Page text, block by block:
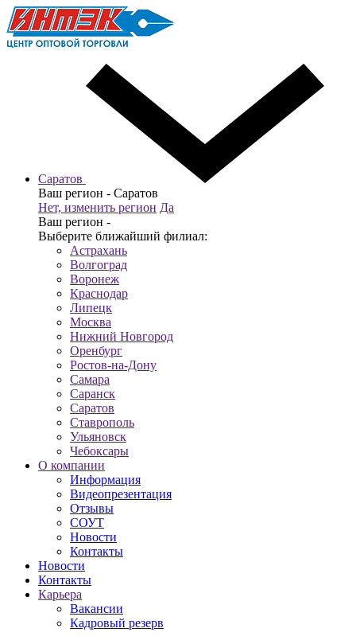
Саратов
Ваш регион - Саратов
Нет, изменить регион Да
Ваш регион -
Выберите ближайший филиал:
Астрахань
Волгоград
Воронеж
Краснодар
Липецк
Москва
Нижний Новгород
Оренбург
Ростов-на-Дону
Самара
Саранск
Саратов
Ставрополь
Ульяновск
Чебоксары
О компании
Информация
Видеопрезентация
Отзывы
СОУТ
Новости
Контакты
Новости
Контакты
Карьера
Вакансии
Кадровый резерв